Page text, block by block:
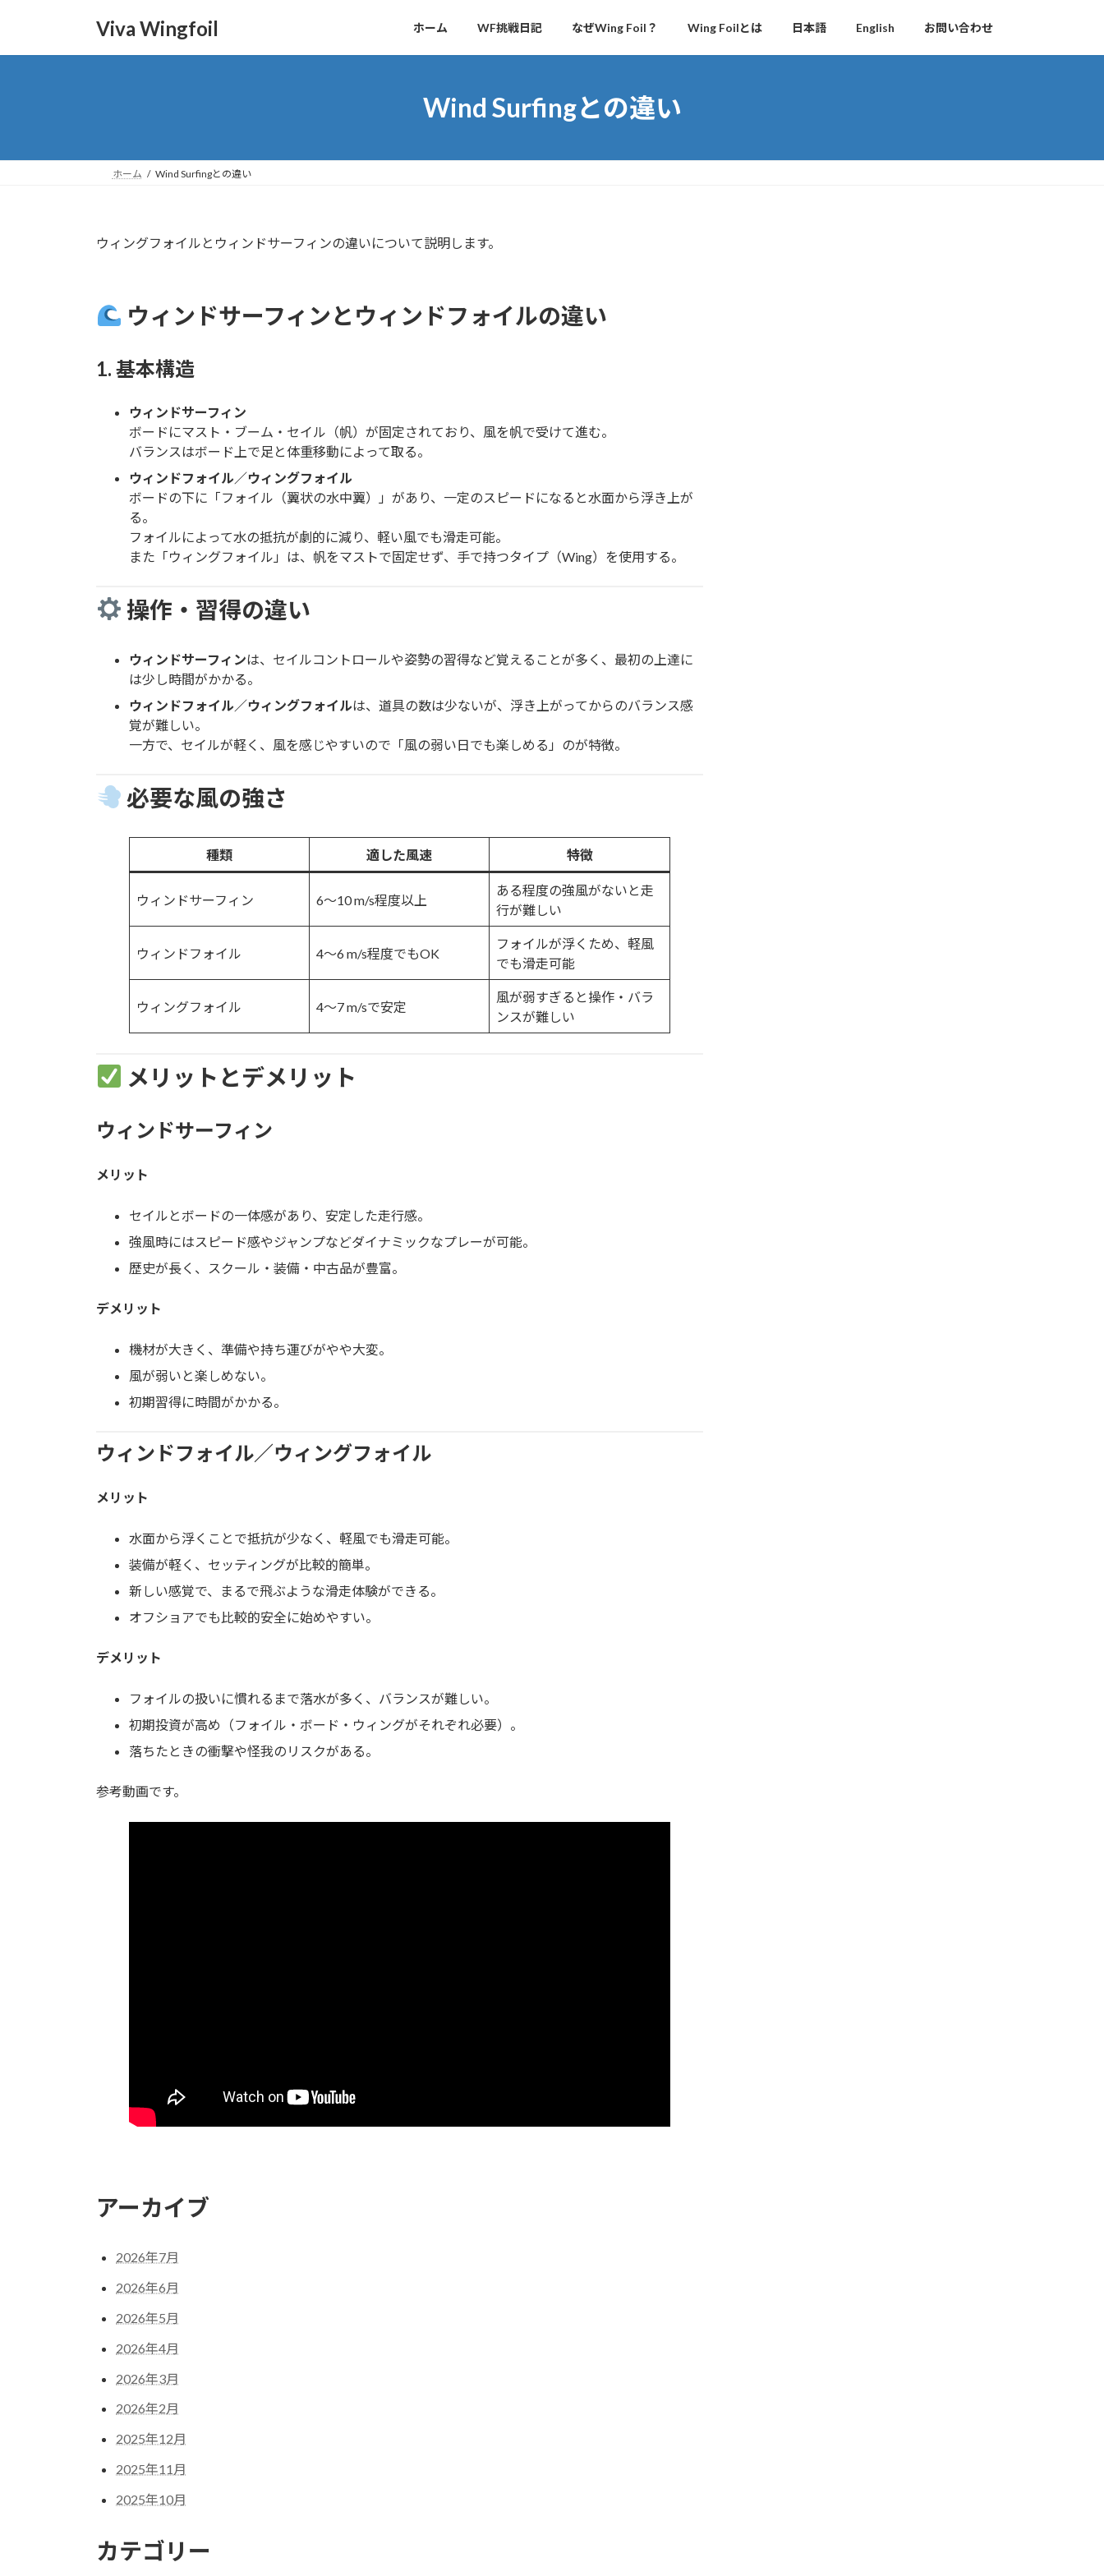
Viva Wingfoil ホーム WF挑戦日記 なぜWing Foil？ Wing Foilとは 日本語 English お問い合わせ
Wind Surfingとの違い
ホーム Wind Surfingとの違い
ウィングフォイルとウィンドサーフィンの違いについて説明します。
ウィンドサーフィンとウィンドフォイルの違い
1. 基本構造
ウィンドサーフィン
ボードにマスト・ブーム・セイル（帆）が固定されており、風を帆で受けて進む。
バランスはボード上で足と体重移動によって取る。
ウィンドフォイル／ウィングフォイル
ボードの下に「フォイル（翼状の水中翼）」があり、一定のスピードになると水面から浮き上が
る。
フォイルによって水の抵抗が劇的に減り、軽い風でも滑走可能。
また「ウィングフォイル」は、帆をマストで固定せず、手で持つタイプ（Wing）を使用する。
操作・習得の違い
ウィンドサーフィンは、セイルコントロールや姿勢の習得など覚えることが多く、最初の上達に
は少し時間がかかる。
ウィンドフォイル／ウィングフォイルは、道具の数は少ないが、浮き上がってからのバランス感
覚が難しい。
一方で、セイルが軽く、風を感じやすいので「風の弱い日でも楽しめる」のが特徴。
必要な風の強さ
種類 適した風速 特徴
ウィンドサーフィン 6〜10 m/s程度以上
ある程度の強風がないと走
行が難しい
ウィンドフォイル 4〜6 m/s程度でもOK
フォイルが浮くため、軽風
でも滑走可能
ウィングフォイル 4〜7 m/sで安定
風が弱すぎると操作・バラ
ンスが難しい
メリットとデメリット
ウィンドサーフィン
メリット
セイルとボードの一体感があり、安定した走行感。
強風時にはスピード感やジャンプなどダイナミックなプレーが可能。
歴史が長く、スクール・装備・中古品が豊富。
デメリット
機材が大きく、準備や持ち運びがやや大変。
風が弱いと楽しめない。
初期習得に時間がかかる。
ウィンドフォイル／ウィングフォイル
メリット
水面から浮くことで抵抗が少なく、軽風でも滑走可能。
装備が軽く、セッティングが比較的簡単。
新しい感覚で、まるで飛ぶような滑走体験ができる。
オフショアでも比較的安全に始めやすい。
デメリット
フォイルの扱いに慣れるまで落水が多く、バランスが難しい。
初期投資が高め（フォイル・ボード・ウィングがそれぞれ必要）。
落ちたときの衝撃や怪我のリスクがある。
参考動画です。
アーカイブ
2026年7月
2026年6月
2026年5月
2026年4月
2026年3月
2026年2月
2025年12月
2025年11月
2025年10月
カテゴリー